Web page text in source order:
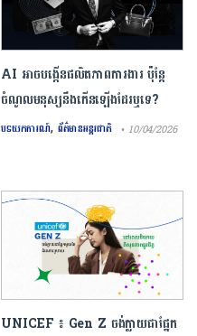
AI អាចបង្កើនផលិតភាពការងារ ប៉ុន្តែ
ចំណូលមនុស្សនឹងកើនឡើងដែរឬទេ?
បទយកការណ៍, ព័ត៌មានអន្តរជាតិ • 10/04/2026
UNICEF ៖ Gen Z ចង់ក្លាយ​ជា​ផ្នែក​